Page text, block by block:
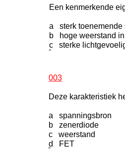
Een kenmerkende
a sterk toenemende
b hoge weerstand
c sterke
-
003
Deze karakteristiek
a spanningsbron
b zenerdiode
c weerstand
d FET
-